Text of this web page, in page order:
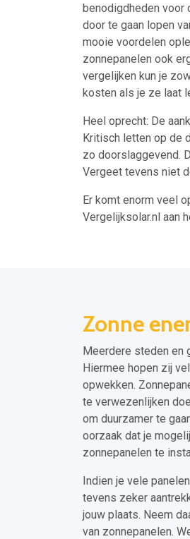
benodigdheden voor
door te gaan lopen
mooie voordelen
zonnepanelen ook
vergelijken kun je
kosten als je ze laat
Heel oprecht: De
Kritisch letten op de
zo doorslaggevend.
Vergeet tevens niet
Er komt enorm veel
Vergelijksolar.nl aan
Zonne
Meerdere steden en
Hiermee hopen zij
opwekken.
te verwezenlijken
om duurzamer te
oorzaak dat je
zonnepanelen te
Indien je vele
tevens zeker
jouw plaats. Neem
van zonnepanelen.